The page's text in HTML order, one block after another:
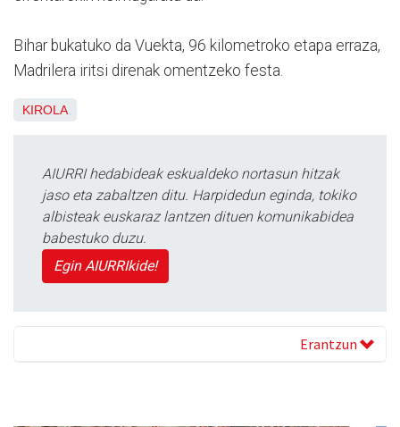
Bihar bukatuko da Vuekta, 96 kilometroko etapa erraza,
Madrilera iritsi direnak omentzeko festa.
KIROLA
AIURRI hedabideak eskualdeko nortasun hitzak
jaso eta zabaltzen ditu. Harpidedun eginda, tokiko
albisteak euskaraz lantzen dituen komunikabidea
babestuko duzu.
Egin AIURRIkide!
Erantzun